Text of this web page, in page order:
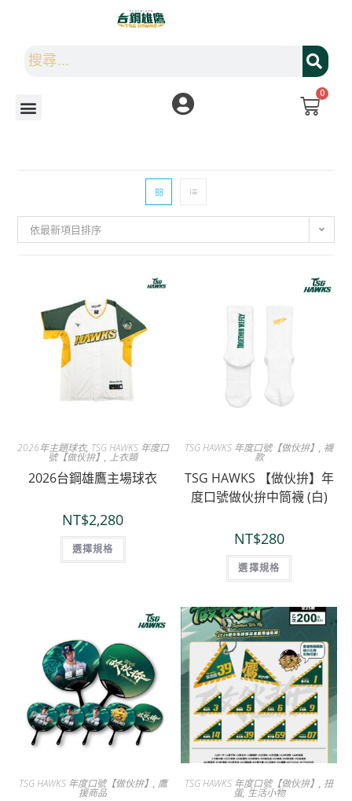
0
依最新項目排序
2026年主題球衣, TSG HAWKS 年度口
號【做伙拚】, 上衣類
2026台鋼雄鷹主場球衣
NT$2,280
選擇規格
TSG HAWKS 年度口號【做伙拚】, 襪
款
TSG HAWKS 【做伙拚】年
度口號做伙拚中筒襪 (白)
NT$280
選擇規格
TSG HAWKS 年度口號【做伙拚】 , 鷹
援商品
TSG HAWKS 年度口號【做伙拚】, 扭
蛋, 生活小物